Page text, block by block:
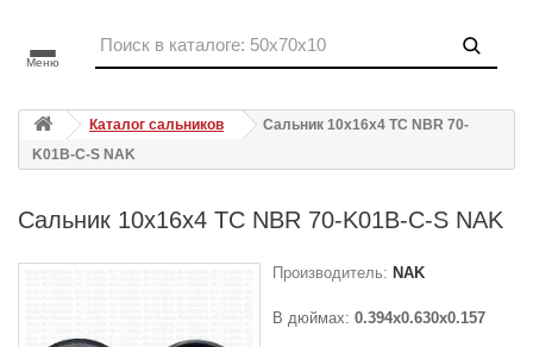
Меню
Каталог сальников
Сальник 10x16x4 TC NBR 70-
K01B-C-S NAK
Сальник 10x16x4 TC NBR 70-K01B-C-S NAK
Производитель: NAK
В дюймах: 0.394x0.630x0.157